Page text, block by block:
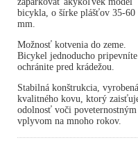
bicykla, o šírke plášťov 35-60
mm.
Možnosť kotvenia do zeme.
Bicykel jednoducho
ochránite pred krádežou.
Stabilná konštrukcia,
kvalitného kovu, ktorý
odolnosť voči poveternostným
vplyvom na mnoho rokov.